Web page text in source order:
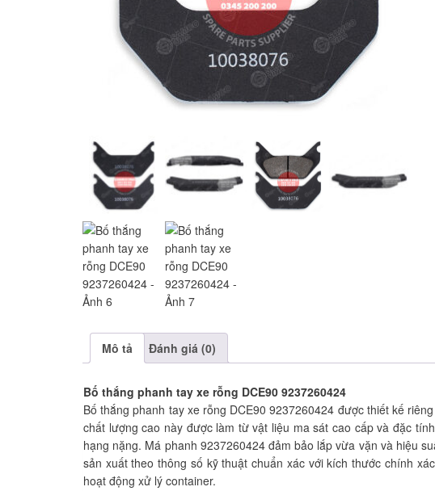
Mô tả Đánh giá (0)
Bố thắng phanh tay xe rỗng DCE90 9237260424
Bố thắng phanh tay xe rỗng DCE90 9237260424 được thiết kế
chất lượng cao này được làm từ vật liệu ma sát cao cấp và đặc
hạng nặng. Má phanh 9237260424 đảm bảo lắp vừa vặn và hiệu
sản xuất theo thông số kỹ thuật chuẩn xác với kích thước chính
hoạt động xử lý container.